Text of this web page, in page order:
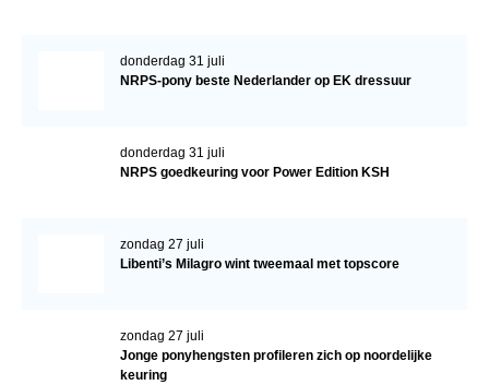
donderdag 31 juli
NRPS-pony beste Nederlander op EK dressuur
donderdag 31 juli
NRPS goedkeuring voor Power Edition KSH
zondag 27 juli
Libenti’s Milagro wint tweemaal met topscore
zondag 27 juli
Jonge ponyhengsten profileren zich op noordelijke
keuring